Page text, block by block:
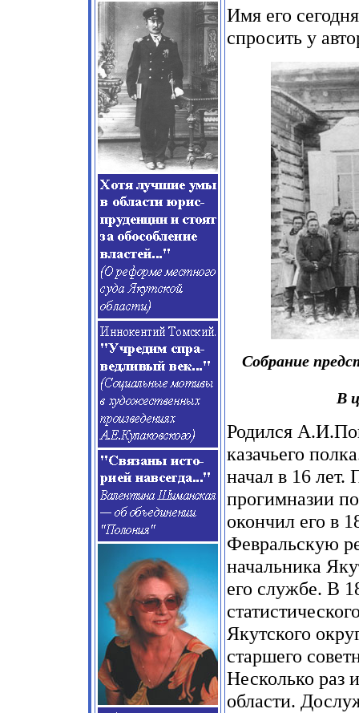
Имя его
спросить у
Собрание
В
Родился
казачьего
начал в 16 лет.
прогимназии
окончил его в
Февральскую
начальника
его службе. В
Якутского
старшего
Несколько раз
области.